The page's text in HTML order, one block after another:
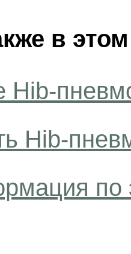
в
Hib-
Hib-
по